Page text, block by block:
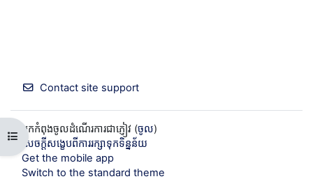
Open course index
Contact site support
អ្នកកំពុងចូលដំណើរការជាភ្ញៀវ (ចូល)
សេចក្តីសង្ខេបពីការរក្សាទុកទិន្នន័យ
Get the mobile app
Switch to the standard theme